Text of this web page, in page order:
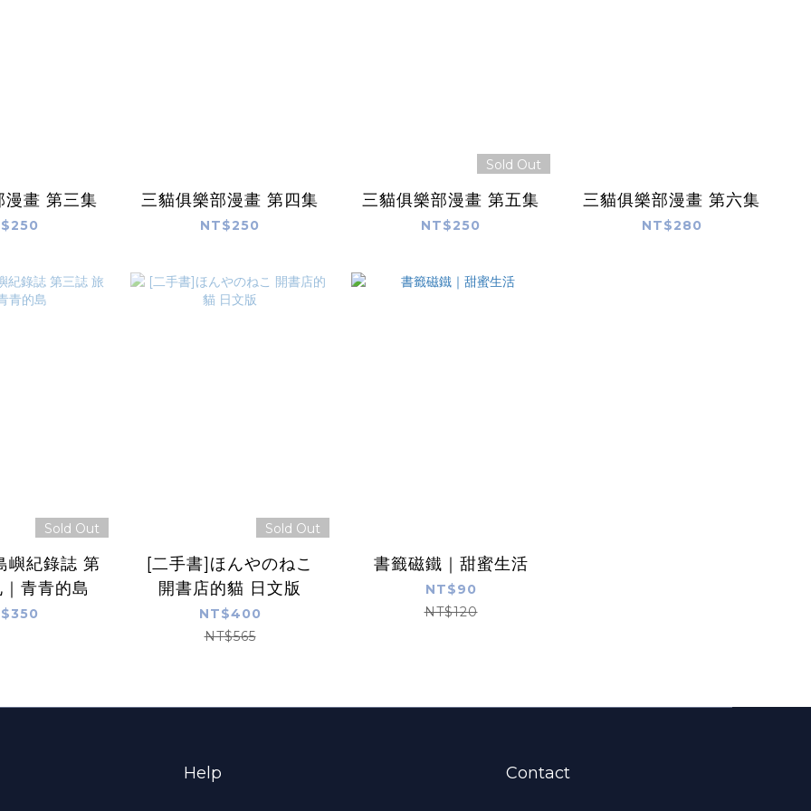
三貓俱樂部漫畫 第三集 三貓俱樂部漫畫 第四集
NT$250
Sold Out
三貓俱樂部漫畫 第五集
NT$250
三貓俱樂部漫畫 第六集
NT$280
Sold Out
嶼紀錄誌 第
青青的島
Sold Out
[二手書]ほんやのねこ
開書店的貓 日文版
NT$400
NT$565
書籤磁鐵｜甜蜜生活
NT$90
NT$120
Help Contact